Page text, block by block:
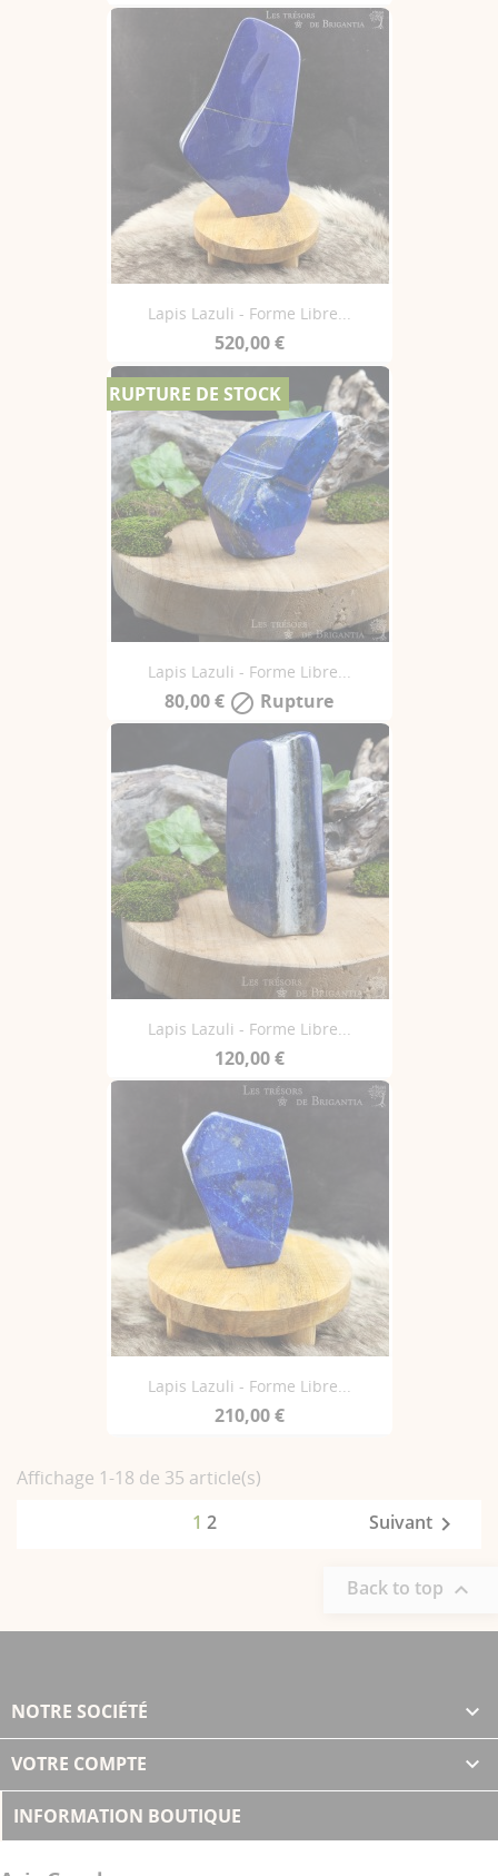
Lapis Lazuli - Forme Libre...
520,00 €
Lapis Lazuli - Forme Libre...
80,00 €  Rupture
RUPTURE DE STOCK
Lapis Lazuli - Forme Libre...
120,00 €
Lapis Lazuli - Forme Libre...
210,00 €
Affichage 1-18 de 35 article(s)
1 2 Suivant 
Back to top 
NOTRE SOCIÉTÉ 
VOTRE COMPTE 
INFORMATION BOUTIQUE